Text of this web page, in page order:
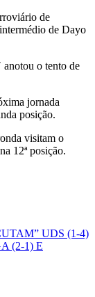
de
de Dayo
anotou o tento de
jornada
posição.
visitam o
12ª posição.
UDS (1-4)
(2-1) E